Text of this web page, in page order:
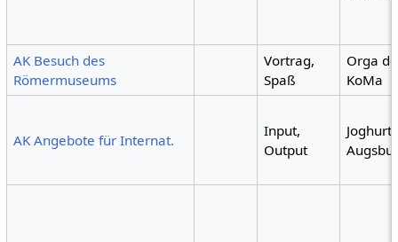
AK Besuch des
Römermuseums
Vortrag,
Spaß
Orga
KoMa
AK Angebote für Internat.
Input,
Output
Joghurt